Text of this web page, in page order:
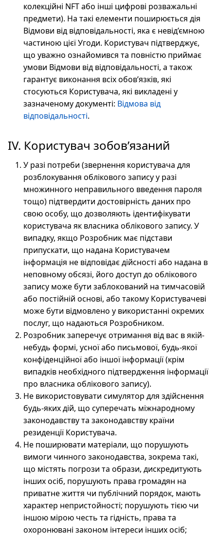
колекційні NFT або інші цифрові розважальні
предмети). На такі елементи поширюється дія
Відмови від відповідальності, яка є невід’ємною
частиною цієї Угоди. Користувач підтверджує,
що уважно ознайомився та повністю приймає
умови Відмови від відповідальності, а також
гарантує виконання всіх обов’язків, які
стосуються Користувача, які викладені у
зазначеному документі: Відмова від
відповідальності.
IV. Користувач зобов’язаний
У разі потреби (звернення користувача для
розблокування облікового запису у разі
множинного неправильного введення пароля
тощо) підтвердити достовірність даних про
свою особу, що дозволяють ідентифікувати
користувача як власника облікового запису. У
випадку, якщо Розробник має підстави
припускати, що надана Користувачем
інформація не відповідає дійсності або надана в
неповному обсязі, його доступ до облікового
запису може бути заблокований на тимчасовій
або постійній основі, або такому Користувачеві
може бути відмовлено у використанні окремих
послуг, що надаються Розробником.
Розробник заперечує отримання від вас в якій-
небудь формі, усної або письмової, будь-якої
конфіденційної або іншої інформації (крім
випадків необхідного підтвердження інформації
про власника облікового запису).
Не використовувати симулятор для здійснення
будь-яких дій, що суперечать міжнародному
законодавству та законодавству країни
резиденції Користувача.
Не поширювати матеріали, що порушують
вимоги чинного законодавства, зокрема такі,
що містять погрози та образи, дискредитують
інших осіб, порушують права громадян на
приватне життя чи публічний порядок, мають
характер непристойності; порушують тією чи
іншою мірою честь та гідність, права та
охоронювані законом інтереси інших осіб;